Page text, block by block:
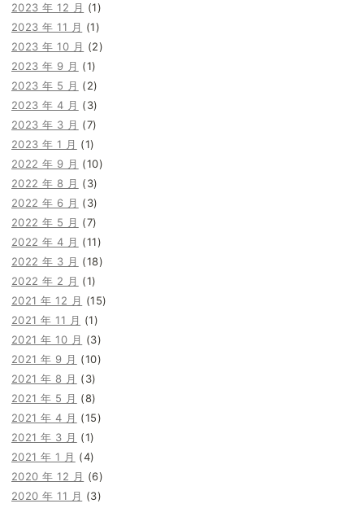
2023 年 12 月 (1)
2023 年 11 月 (1)
2023 年 10 月 (2)
2023 年 9 月 (1)
2023 年 5 月 (2)
2023 年 4 月 (3)
2023 年 3 月 (7)
2023 年 1 月 (1)
2022 年 9 月 (10)
2022 年 8 月 (3)
2022 年 6 月 (3)
2022 年 5 月 (7)
2022 年 4 月 (11)
2022 年 3 月 (18)
2022 年 2 月 (1)
2021 年 12 月 (15)
2021 年 11 月 (1)
2021 年 10 月 (3)
2021 年 9 月 (10)
2021 年 8 月 (3)
2021 年 5 月 (8)
2021 年 4 月 (15)
2021 年 3 月 (1)
2021 年 1 月 (4)
2020 年 12 月 (6)
2020 年 11 月 (3)